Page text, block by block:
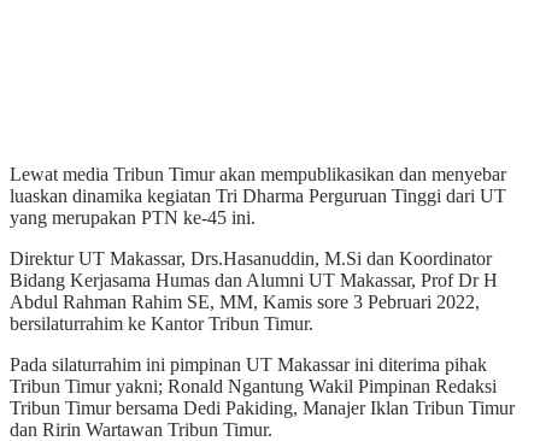
Lewat media Tribun Timur akan mempublikasikan dan menyebar
luaskan dinamika kegiatan Tri Dharma Perguruan Tinggi dari UT
yang merupakan PTN ke-45 ini.
Direktur UT Makassar, Drs.Hasanuddin, M.Si dan Koordinator
Bidang Kerjasama Humas dan Alumni UT Makassar, Prof Dr H
Abdul Rahman Rahim SE, MM, Kamis sore 3 Pebruari 2022,
bersilaturrahim ke Kantor Tribun Timur.
Pada silaturrahim ini pimpinan UT Makassar ini diterima pihak
Tribun Timur yakni; Ronald Ngantung Wakil Pimpinan Redaksi
Tribun Timur bersama Dedi Pakiding, Manajer Iklan Tribun Timur
dan Ririn Wartawan Tribun Timur.